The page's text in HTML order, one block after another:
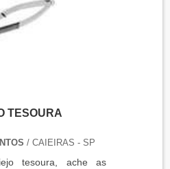
TESOURA
/ CAIEIRAS - SP
tesoura, ache as